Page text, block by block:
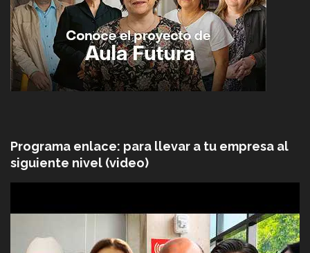
Programa enlace: para llevar a tu empresa al
siguiente nivel (video)